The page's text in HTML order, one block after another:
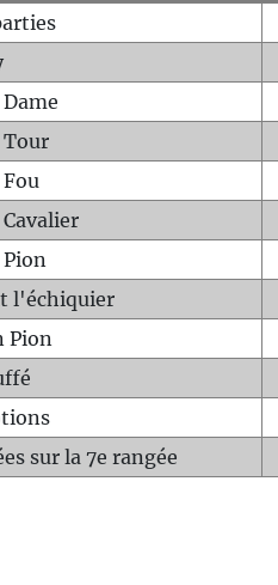
Tour
Pion
l'échiquier
Pion
sur la 7e rangée